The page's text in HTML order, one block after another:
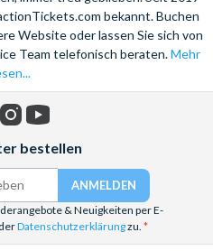
bekannt. Buchen
Website oder lassen Sie sich von
Team telefonisch beraten.Mehr
bestellen
& Neuigkeiten per E-
Datenschutzerklärungzu.